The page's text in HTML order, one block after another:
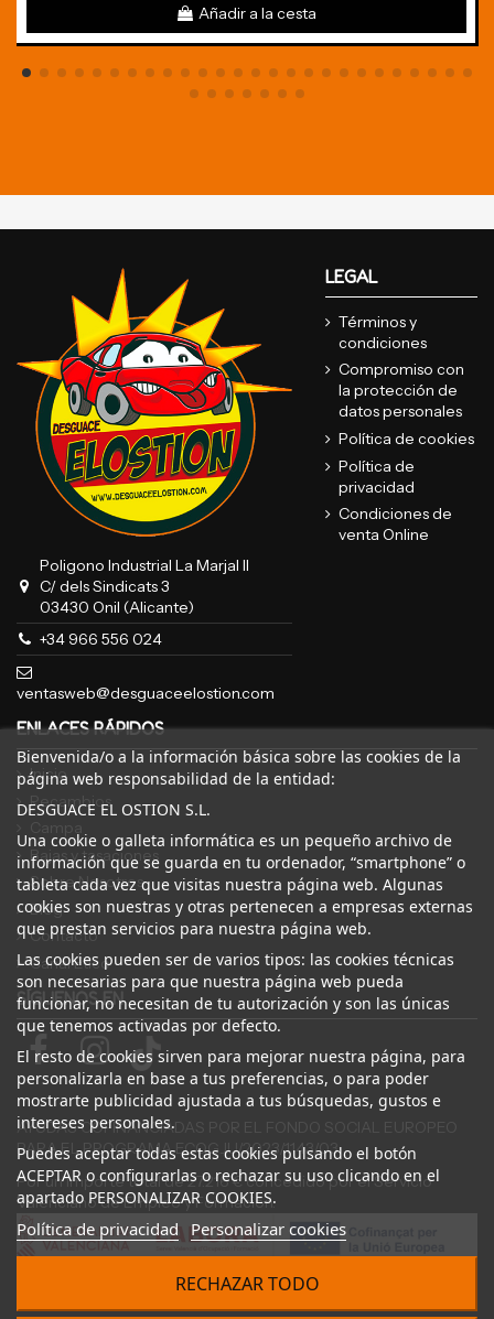
Añadir a la cesta
Poligono Industrial La Marjal II
C/ dels Sindicats 3
03430 Onil (Alicante)
+34 966 556 024
ventasweb@desguaceelostion.com
LEGAL
Términos y
condiciones
Compromiso con
la protección de
datos personales
Política de cookies
Política de
privacidad
Condiciones de
venta Online
ENLACES RÁPIDOS
Inicio
Recambios
Bajas y tasaciones
Sobre Nosotros
Blog
Contacto
Canal Ético
Bienvenida/o a la información básica sobre las cookies de la
página web responsabilidad de la entidad:
DESGUACE EL OSTION S.L.
Una cookie o galleta informática es un pequeño archivo de
información que se guarda en tu ordenador, “smartphone” o
tableta cada vez que visitas nuestra página web. Algunas
cookies son nuestras y otras pertenecen a empresas externas
que prestan servicios para nuestra página web.
Las cookies pueden ser de varios tipos: las cookies técnicas
son necesarias para que nuestra página web pueda
funcionar, no necesitan de tu autorización y son las únicas
que tenemos activadas por defecto.
El resto de cookies sirven para mejorar nuestra página, para
personalizarla en base a tus preferencias, o para poder
mostrarte publicidad ajustada a tus búsquedas, gustos e
intereses personales.
Puedes aceptar todas estas cookies pulsando el botón
ACEPTAR o configurarlas o rechazar su uso clicando en el
apartado PERSONALIZAR COOKIES.
Política de privacidad Personalizar cookies
RECHAZAR TODO
SÍGUENOS EN
AYUDAS COFINANCIADAS POR EL FONDO SOCIAL EUROPEO
PARA EL PROGRAMA ECOGJU/2023/1143/03
Por un importe total de 27.216 € concedido por el Servicio
Valenciano de Empleo y Formación.